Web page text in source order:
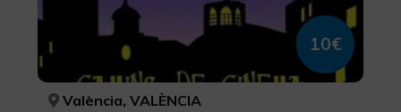
10€
València, VALÈNCIA